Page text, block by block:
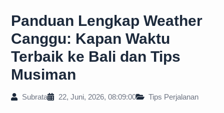
Panduan Lengkap Weather
Canggu: Kapan Waktu
Terbaik ke Bali dan Tips
Musiman
Subrata 22, Juni, 2026, 08:09:00 Tips Perjalanan